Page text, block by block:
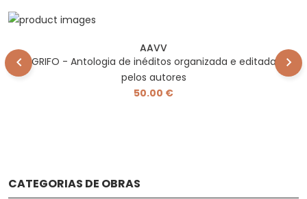
CATEGORIAS DE OBRAS
AAVV
GRIFO - Antologia de inéditos organizada e editada
pelos autores
50.00 €